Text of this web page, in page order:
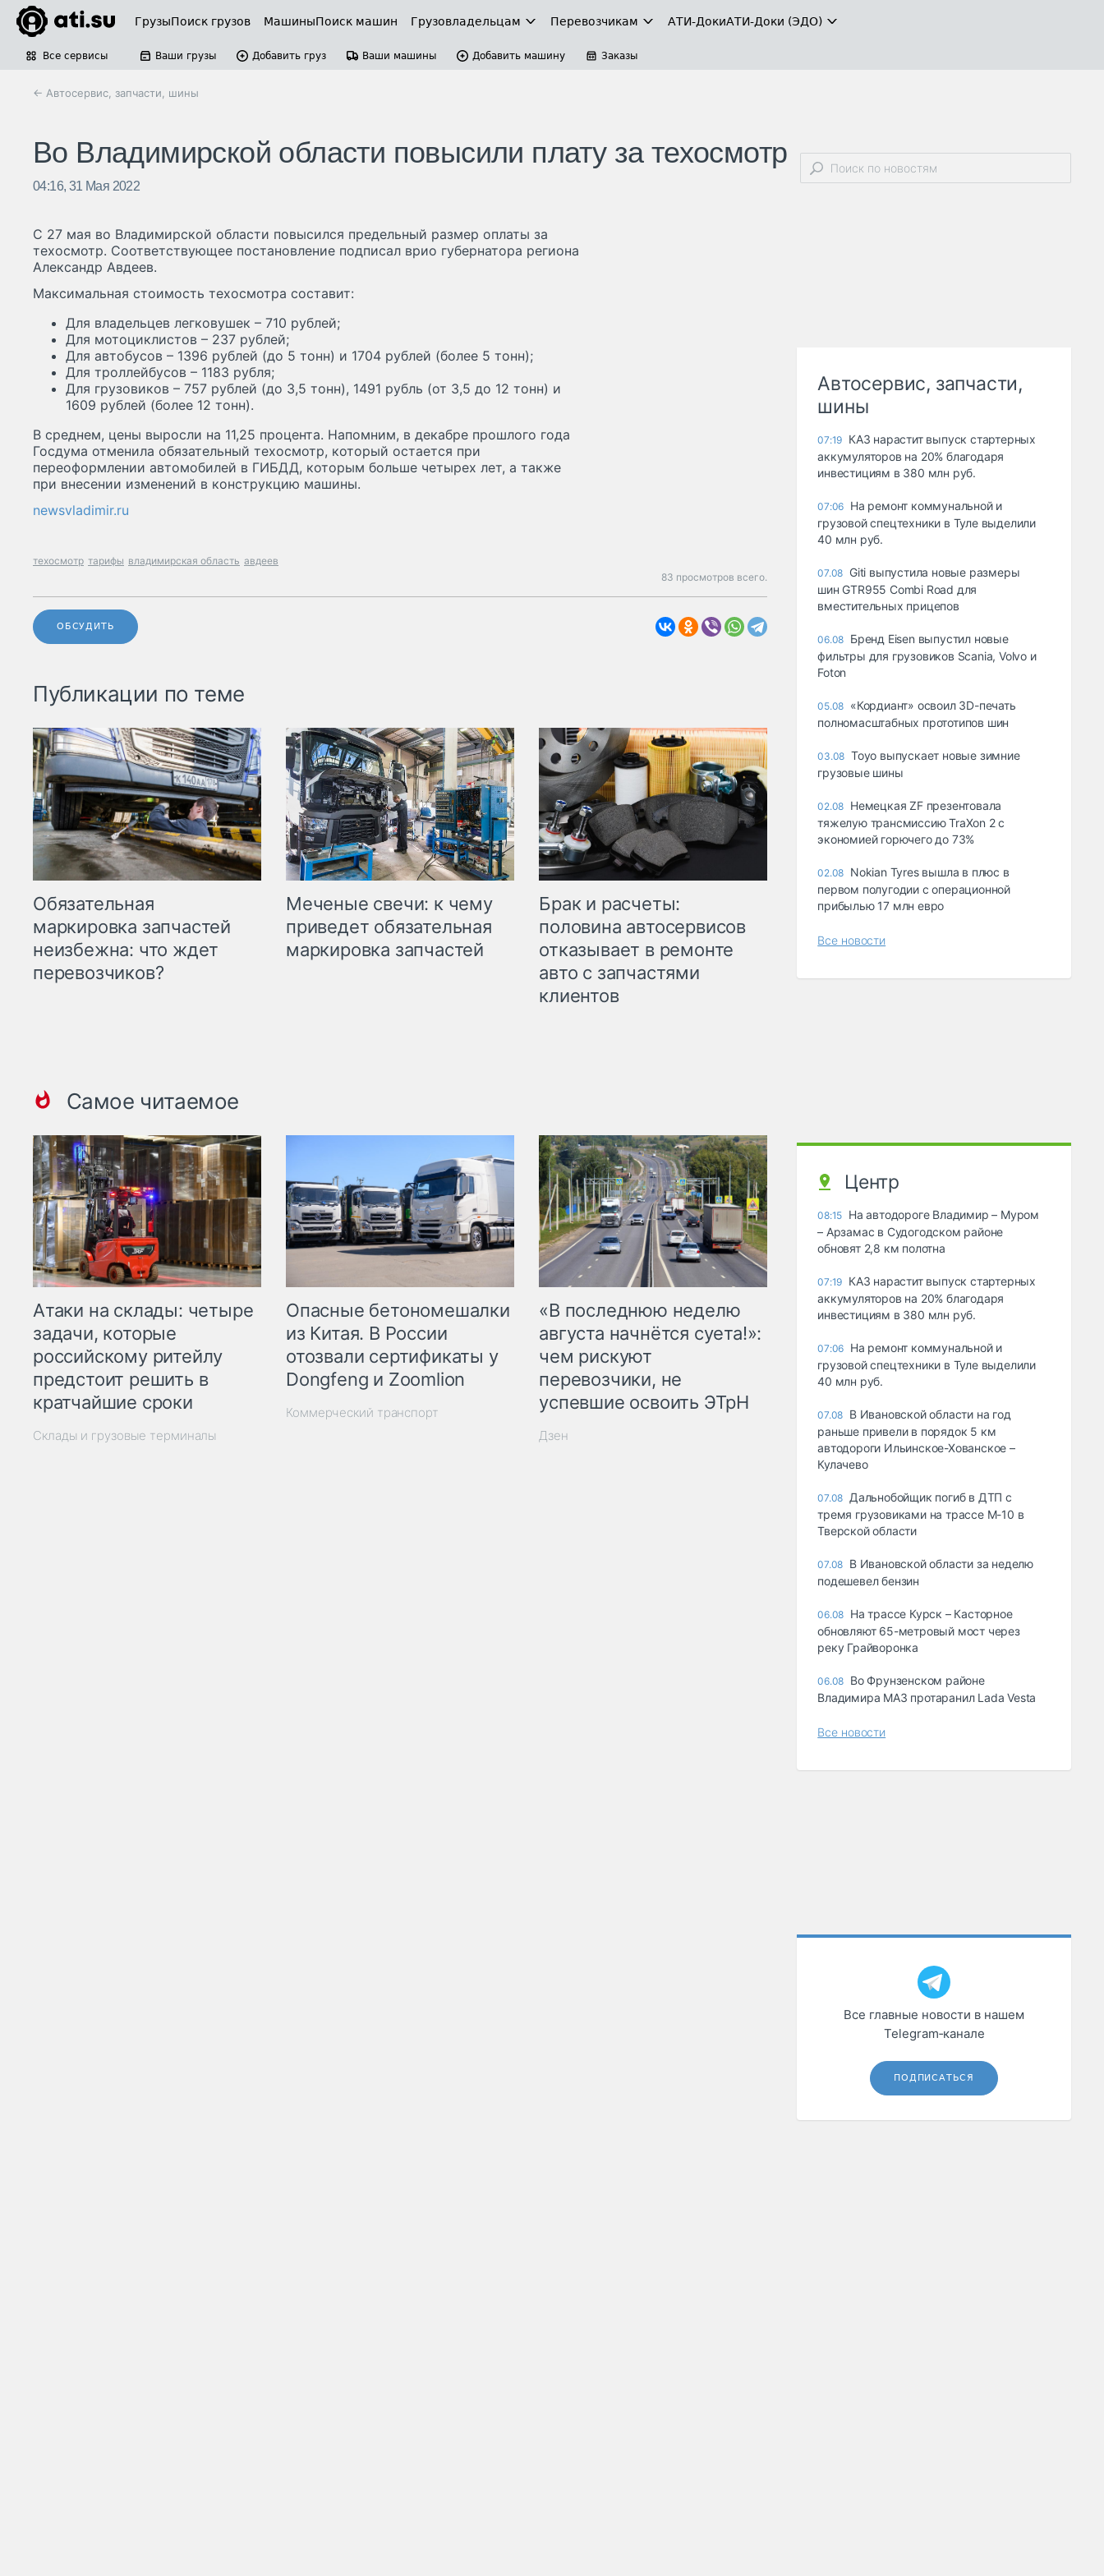
ГрузыПоиск грузов МашиныПоиск машин Грузовладельцам Перевозчикам АТИ-ДокиАТИ-Доки (ЭДО)
Все сервисы Ваши грузы Добавить груз Ваши машины Добавить машину Заказы
← Автосервис, запчасти, шины
Во Владимирской области повысили плату за техосмотр
04:16, 31 Мая 2022
С 27 мая во Владимирской области повысился предельный размер оплаты за
техосмотр. Соответствующее постановление подписал врио губернатора региона
Александр Авдеев.
Максимальная стоимость техосмотра составит:
Для владельцев легковушек – 710 рублей;
Для мотоциклистов – 237 рублей;
Для автобусов – 1396 рублей (до 5 тонн) и 1704 рублей (более 5 тонн);
Для троллейбусов – 1183 рубля;
Для грузовиков – 757 рублей (до 3,5 тонн), 1491 рубль (от 3,5 до 12 тонн) и
1609 рублей (более 12 тонн).
В среднем, цены выросли на 11,25 процента. Напомним, в декабре прошлого года
Госдума отменила обязательный техосмотр, который остается при
переоформлении автомобилей в ГИБДД, которым больше четырех лет, а также
при внесении изменений в конструкцию машины.
newsvladimir.ru
техосмотр тарифы владимирская область авдеев
83 просмотров всего.
ОБСУДИТЬ
Публикации по теме
Обязательная
маркировка запчастей
неизбежна: что ждет
перевозчиков?
Меченые свечи: к чему
приведет обязательная
маркировка запчастей
Брак и расчеты:
половина автосервисов
отказывает в ремонте
авто с запчастями
клиентов
Самое читаемое
Атаки на склады: четыре
задачи, которые
российскому ритейлу
предстоит решить в
кратчайшие сроки
Склады и грузовые терминалы
Опасные бетономешалки
из Китая. В России
отозвали сертификаты у
Dongfeng и Zoomlion
Коммерческий транспорт
«В последнюю неделю
августа начнётся суета!»:
чем рискуют
перевозчики, не
успевшие освоить ЭТрН
Дзен
Автосервис, запчасти,
шины
07:19 КАЗ нарастит выпуск стартерных
аккумуляторов на 20% благодаря
инвестициям в 380 млн руб.
07:06 На ремонт коммунальной и
грузовой спецтехники в Туле выделили
40 млн руб.
07.08 Giti выпустила новые размеры
шин GTR955 Combi Road для
вместительных прицепов
06.08 Бренд Eisen выпустил новые
фильтры для грузовиков Scania, Volvo и
Foton
05.08 «Кордиант» освоил 3D-печать
полномасштабных прототипов шин
03.08 Toyo выпускает новые зимние
грузовые шины
02.08 Немецкая ZF презентовала
тяжелую трансмиссию TraXon 2 с
экономией горючего до 73%
02.08 Nokian Tyres вышла в плюс в
первом полугодии с операционной
прибылью 17 млн евро
Все новости
Центр
08:15 На автодороге Владимир – Муром
– Арзамас в Судогодском районе
обновят 2,8 км полотна
07:19 КАЗ нарастит выпуск стартерных
аккумуляторов на 20% благодаря
инвестициям в 380 млн руб.
07:06 На ремонт коммунальной и
грузовой спецтехники в Туле выделили
40 млн руб.
07.08 В Ивановской области на год
раньше привели в порядок 5 км
автодороги Ильинское-Хованское –
Кулачево
07.08 Дальнобойщик погиб в ДТП с
тремя грузовиками на трассе М-10 в
Тверской области
07.08 В Ивановской области за неделю
подешевел бензин
06.08 На трассе Курск – Касторное
обновляют 65-метровый мост через
реку Грайворонка
06.08 Во Фрунзенском районе
Владимира МАЗ протаранил Lada Vesta
Все новости
Все главные новости в нашем
Telegram‑канале
ПОДПИСАТЬСЯ